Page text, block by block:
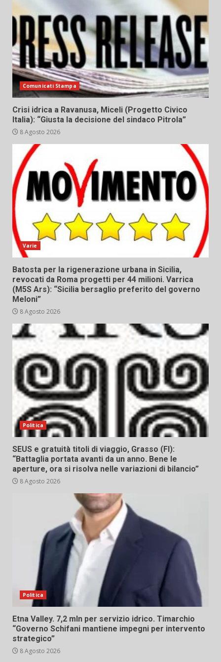
Comunicati Stampa
Crisi idrica a Ravanusa, Miceli (Progetto Civico
Italia): “Giusta la decisione del sindaco Pitrola”
8 Agosto 2026
Varie
Batosta per la rigenerazione urbana in Sicilia,
revocati da Roma progetti per 44 milioni. Varrica
(M5S Ars): “Sicilia bersaglio preferito del governo
Meloni”
8 Agosto 2026
Politica
SEUS e gratuità titoli di viaggio, Grasso (FI):
“Battaglia portata avanti da un anno. Bene le
aperture, ora si risolva nelle variazioni di bilancio”
8 Agosto 2026
Politica
Etna Valley. 7,2 mln per servizio idrico. Timarchio
“Governo Schifani mantiene impegni per intervento
strategico”
8 Agosto 2026